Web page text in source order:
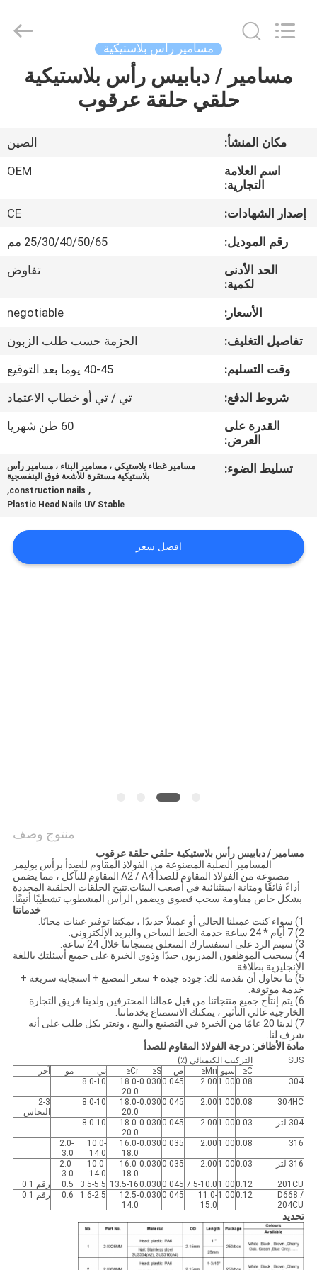
الصفحة
منتجات
معلومات
عنا
جولة
المعمل
مراقبة
الجودة
اتصل
خريطة
Business
License.
مسامير رأس بلاستيكية
مسامير / دبابيس رأس بلاستيكية
حلقي حلقة عرقوب
مكان المنشأ:
الصين
اسم العلامة
التجارية:
OEM
إصدار الشهادات:
CE
رقم الموديل:
25/30/40/50/65 مم
الحد الأدنى
لكمية:
تفاوض
الأسعار:
negotiable
تفاصيل التغليف:
الحزمة حسب طلب الزبون
وقت التسليم:
40-45 يوما بعد التوقيع
شروط الدفع:
تي / تي أو خطاب الاعتماد
القدرة على
العرض:
60 طن شهريا
تسليط الضوء:
مسامير غطاء بلاستيكي ، مسامير البناء ، مسامير رأس
بلاستيكية مستقرة للأشعة فوق البنفسجية
,
construction nails
,
Plastic Head Nails UV Stable
افضل سعر
منتوج وصف
مسامير / دبابيس رأس بلاستيكية حلقي حلقة عرقوب
المسامير الصلبة المصنوعة من الفولاذ المقاوم للصدأ برأس بوليمر
مصنوعة من الفولاذ المقاوم للصدأ A2 / A4 المقاوم للتآكل ، مما يضمن
أداءً فائقًا ومتانة استثنائية في أصعب البيئات.تتيح الحلقات الحلقية المحددة
بشكل خاص مقاومة سحب قصوى ويضمن الرأس المشطوب تشطيبًا أنيقًا.
خدماتنا
1) سواء كنت عميلنا الحالي أو عميلاً جديدًا ، يمكننا توفير عينات مجانًا.
2) 7 أيام * 24 ساعة خدمة الخط الساخن والبريد الإلكتروني.
3) سيتم الرد على استفسارك المتعلق بمنتجاتنا خلال 24 ساعة.
4) سيجيب الموظفون المدربون جيدًا وذوي الخبرة على جميع أسئلتك باللغة
الإنجليزية بطلاقة.
5) ما نحاول أن نقدمه لك: جودة جيدة + سعر المصنع + استجابة سريعة +
خدمة موثوقة.
6) يتم إنتاج جميع منتجاتنا من قبل عمالنا المحترفين ولدينا فريق التجارة
الخارجية عالي التأثير ، يمكنك الاستمتاع بخدماتنا.
7) لدينا 20 عامًا من الخبرة في التصنيع والبيع ، ونعتز بكل طلب على أنه
شرف لنا.
مادة الأظافر: درجة الفولاذ المقاوم للصدأ
SUS
التركيب الكيميائي (٪)
C≤
سيو Mn≤ ص S≤
Cr≤ ني مو
آخر
304
0.08
1.00
2.00
0.045
0.030
18.0-
20.0
8.0-10
304HC
0.08
1.00
2.00
0.045
0.030
18.0-
20.0
8.0-10
2-3
النحاس
304 لتر
0.03
1.00
2.00
0.045
0.030
18.0-
20.0
8.0-10
316
0.08
1.00
2.00
0.035
0.030
16.0-
18.0
10.0-
14.0
2.0-
3.0
316 لتر
0.03
1.00
2.00
0.035
0.030
16.0-
18.0
10.0-
14.0
2.0-
3.0
201CU
0.12
1.00
7.5-10.0
0.045
0.030
13.5-16
3.5-5.5
0.5
رقم 0.1
D668 /
204CU
0.12
1.00
11.0-
15.0
0.045
0.030
12.5-
14.0
1.6-2.5
0.6 رقم 0.1
تحديد